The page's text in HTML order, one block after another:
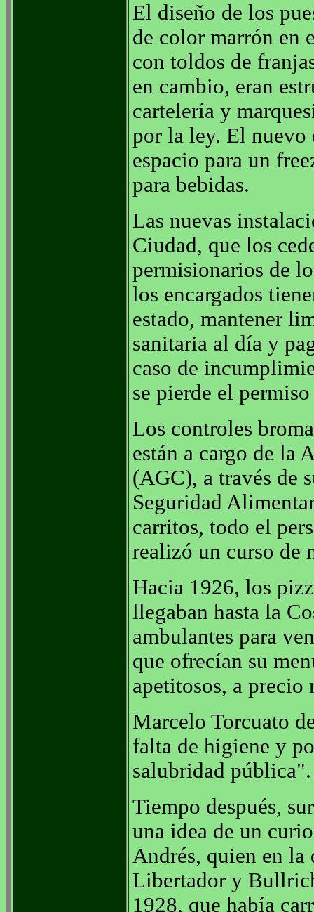
El diseño de los
de color marrón en
con toldos de
en cambio, eran
cartelería y
por la ley. El nuevo
espacio para un
para bebidas.
Las nuevas
Ciudad, que los
permisionarios de
los encargados
estado, mantener
sanitaria al día y
caso de
se pierde el
Los controles
están a cargo de la
(AGC), a través de
Seguridad
carritos, todo el
realizó un curso de
Hacia 1926, los
llegaban hasta la
ambulantes para
que ofrecían su
apetitosos, a precio
Marcelo Torcuato
falta de higiene y
salubridad pública".
Tiempo después,
una idea de un
Andrés, quien en la
Libertador y
1928, que había